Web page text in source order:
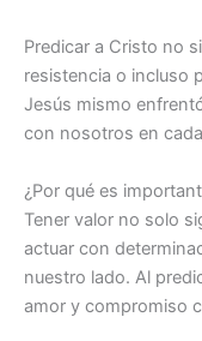
Predicar a Cristo no
resistencia o incluso
Jesús mismo
con nosotros en
¿Por qué es
Tener valor no solo
actuar con
nuestro lado. Al
amor y compromiso